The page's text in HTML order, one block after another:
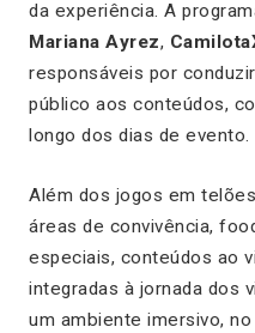
da experiência. A
Mariana Ayrez,
responsáveis por
público aos conteúdos,
longo dos dias de evento.
Além dos jogos em
áreas de convivência,
especiais, conteúdos ao
integradas à jornada dos
um ambiente imersivo,